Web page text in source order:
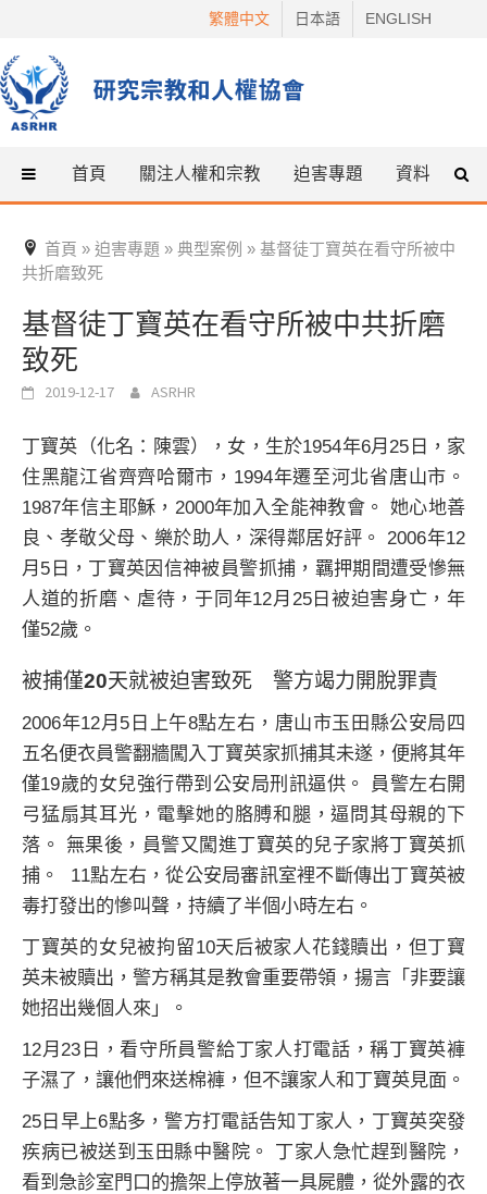
content
繁體中文 日本語 ENGLISH
首頁 關注人權和宗教 迫害專題 資料 什
首頁 » 迫害專題 » 典型案例 » 基督徒丁寶英在看守所被中
共折磨致死
基督徒丁寶英在看守所被中共折磨
致死
2019-12-17 ASRHR
丁寶英（化名：陳雲），女，生於1954年6月25日，家
住黑龍江省齊齊哈爾市，1994年遷至河北省唐山市。
1987年信主耶穌，2000年加入全能神教會。 她心地善
良、孝敬父母、樂於助人，深得鄰居好評。 2006年12
月5日，丁寶英因信神被員警抓捕，羈押期間遭受慘無
人道的折磨、虐待，于同年12月25日被迫害身亡，年
僅52歲。
被捕僅20天就被迫害致死 警方竭力開脫罪責
2006年12月5日上午8點左右，唐山市玉田縣公安局四
五名便衣員警翻牆闖入丁寶英家抓捕其未遂，便將其年
僅19歲的女兒強行帶到公安局刑訊逼供。 員警左右開
弓猛扇其耳光，電擊她的胳膊和腿，逼問其母親的下
落。 無果後，員警又闖進丁寶英的兒子家將丁寶英抓
捕。 11點左右，從公安局審訊室裡不斷傳出丁寶英被
毒打發出的慘叫聲，持續了半個小時左右。
丁寶英的女兒被拘留10天后被家人花錢贖出，但丁寶
英未被贖出，警方稱其是教會重要帶領，揚言「非要讓
她招出幾個人來」。
12月23日，看守所員警給丁家人打電話，稱丁寶英褲
子濕了，讓他們來送棉褲，但不讓家人和丁寶英見面。
25日早上6點多，警方打電話告知丁家人，丁寶英突發
疾病已被送到玉田縣中醫院。 丁家人急忙趕到醫院，
看到急診室門口的擔架上停放著一具屍體，從外露的衣